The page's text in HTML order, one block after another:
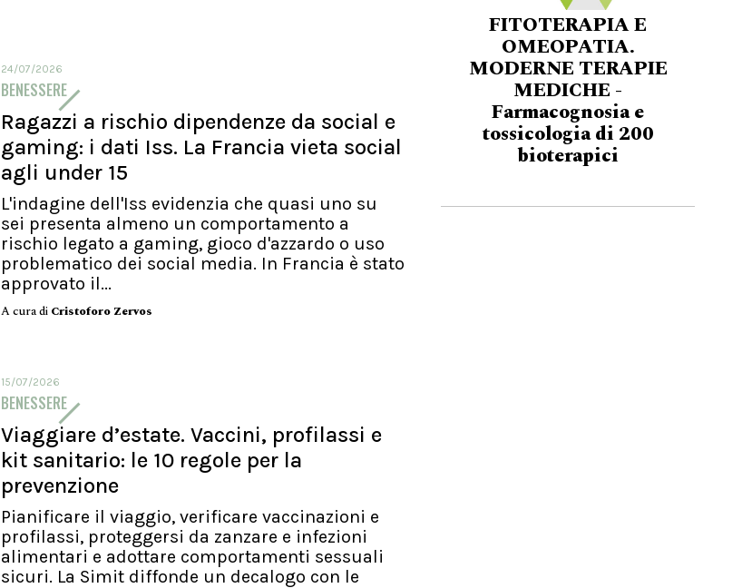
24/07/2026
BENESSERE
Ragazzi a rischio dipendenze da social e
gaming: i dati Iss. La Francia vieta social
agli under 15
L'indagine dell'Iss evidenzia che quasi uno su
sei presenta almeno un comportamento a
rischio legato a gaming, gioco d'azzardo o uso
problematico dei social media. In Francia è stato
approvato il...
A cura di Cristoforo Zervos
15/07/2026
BENESSERE
Viaggiare d’estate. Vaccini, profilassi e
kit sanitario: le 10 regole per la
prevenzione
Pianificare il viaggio, verificare vaccinazioni e
profilassi, proteggersi da zanzare e infezioni
alimentari e adottare comportamenti sessuali
sicuri. La Simit diffonde un decalogo con le
FITOTERAPIA E
OMEOPATIA.
MODERNE TERAPIE
MEDICHE -
Farmacognosia e
tossicologia di 200
bioterapici